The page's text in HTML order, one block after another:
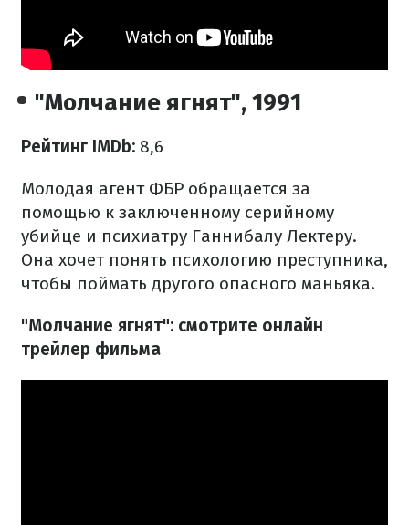
"Молчание ягнят", 1991
Рейтинг IMDb: 8,6
Молодая агент ФБР обращается за
помощью к заключенному серийному
убийце и психиатру Ганнибалу Лектеру.
Она хочет понять психологию преступника,
чтобы поймать другого опасного маньяка.
"Молчание ягнят": смотрите онлайн
трейлер фильма